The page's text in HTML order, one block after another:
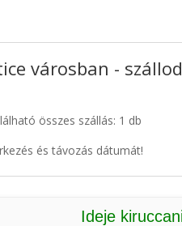
városban -
összes szállás: 1 db
és távozás dátumát!
Ideje